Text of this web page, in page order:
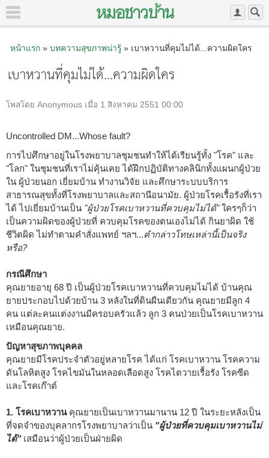
หน้าแรก» บทความสุขภาพน่ารู้» เบาหวานที่คุมไม่ได้...ความผิดใคร
เบาหวานที่คุมไม่ได้...ความผิดใคร
โพสโดย Anonymous เมื่อ 1 สิงหาคม 2551 00:00
Uncontrolled DM...Whose fault?
การไปศึกษาอยู่ในโรงพยาบาลชุมชนทำให้ได้เรียนรู้ทั้ง "โรค" และ
"โลก" ในชุมชนที่เราไม่คุ้นเคย ได้ฝึกปฏิบัติทางคลินิกทั้งแผนกผู้ป่วย
ใน ผู้ป่วยนอก เยี่ยมบ้าน ทำงานวิจัย และศึกษาระบบบริการ
สาธารณสุขทั้งที่โรงพยาบาลและสถานีอนามัย. ผู้ป่วยโรคเรื้อรังที่เรา
ได้ ไปเยี่ยมบ้านเป็น "ผู้ป่วยโรคเบาหวานที่ควบคุมไม่ได้"ใครๆก็ว่า
เป็นความผิดของผู้ป่วยที่ ควบคุมโรคของตนเองไม่ได้ กินยาผิด ใช้
ชีวิตผิด ไม่ทำตามคำสั่งแพทย์ ฯลฯ...คำกล่าวโทษเหล่านี้เป็นจริง
หรือ?
กรณีศึกษา
คุณยายอายุ 68 ปี เป็นผู้ป่วยโรคเบาหวานที่ควบคุมไม่ได้ บ้านคุณ
ยายประกอบไปด้วยบ้าน 3 หลังในที่ดินผืนเดียวกัน คุณยายมีลูก 4
คน แต่ละคนแต่งงานมีครอบครัวแล้ว ลูก 3 คนป่วยเป็นโรคเบาหวาน
เหมือนคุณยาย.
ปัญหาสุขภาพบุคคล
คุณยายมีโรคประจำตัวอยู่หลายโรค ได้แก่ โรคเบาหวาน โรคความ
ดันโลหิตสูง โรคไขมันในหลอดเลือดสูง โรคไตวายเรื้อรัง โรคซีด
และโรคเก๊าต์
1. โรคเบาหวาน คุณยายเป็นเบาหวานมานาน 12 ปี ในระยะหลังเป็น
ที่จดจำของบุคลากรโรงพยาบาลว่าเป็น "ผู้ป่วยที่ควบคุมเบาหวานไม่
ได้"เสมือนว่าผู้ป่วยเป็นฝ่ายผิด